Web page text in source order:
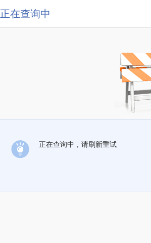
正在查询中
正在查询中，请刷新重试